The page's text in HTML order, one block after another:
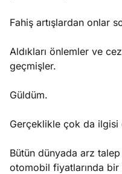
Fahiş artışlardan onlar
Aldıkları önlemler ve
geçmişler.
Güldüm.
Gerçeklikle çok da ilgisi
Bütün dünyada arz
otomobil fiyatlarında